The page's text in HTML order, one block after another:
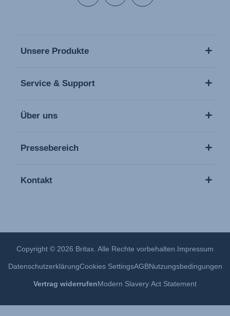
Unsere Produkte
Service & Support
Über uns
Pressebereich
Kontakt
Copyright © 2026 Britax. Alle Rechte vorbehalten. Impressum
DatenschutzerklärungCookies SettingsAGBNutzungsbedingungen
Vertrag widerrufenModern Slavery Act Statement